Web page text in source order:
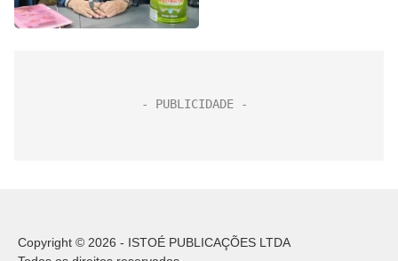
Copyright © 2026 - ISTOÉ PUBLICAÇÕES LTDA